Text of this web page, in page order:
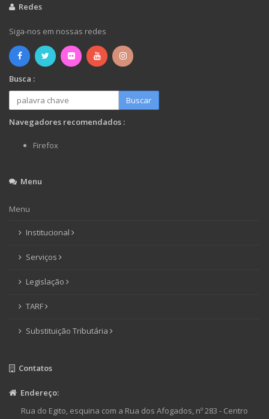
Redes
Siga-nos em nossas redes
Busca :
Buscar
Navegadores recomendados :
Firefox
Menu
Menu
Institucional
Serviços
Legislação
TARF
Substituição Tributária
Contatos
Endereço:
Rua do Egito, esquina com a Rua dos Afogados, nº 283 - Centro